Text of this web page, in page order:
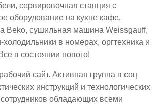
сервировочная станция с
оборудование на кухне кафе,
Beko, сушильная машина Weissgauff,
в номерах, оргтехника и
в состоянии нового!
сайт. Активная группа в соц
инструкций и технологических
обладающих всеми